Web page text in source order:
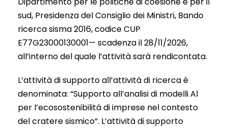
sud, Presidenza del Consiglio dei Ministri, Bando
ricerca sisma 2016, codice CUP
E77G23000130001— scadenza il 28/11/2026,
all’interno del quale l’attività sarà rendicontata.
L’attività di supporto all’attività di ricerca è
denominata: “Supporto all’analisi di modelli Al
per l’ecosostenibilità di imprese nel contesto
del cratere sismico”. L’attività di supporto